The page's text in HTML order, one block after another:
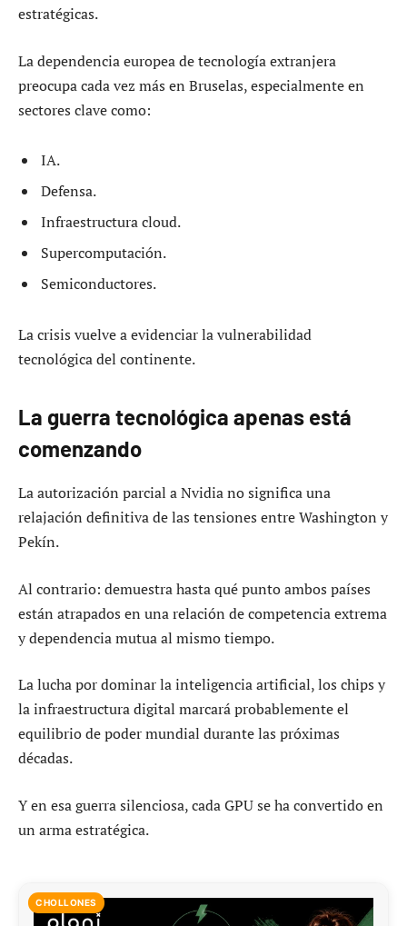
estratégicas.
La dependencia europea de tecnología extranjera
preocupa cada vez más en Bruselas, especialmente en
sectores clave como:
IA.
Defensa.
Infraestructura cloud.
Supercomputación.
Semiconductores.
La crisis vuelve a evidenciar la vulnerabilidad
tecnológica del continente.
La guerra tecnológica apenas está
comenzando
La autorización parcial a Nvidia no significa una
relajación definitiva de las tensiones entre Washington y
Pekín.
Al contrario: demuestra hasta qué punto ambos países
están atrapados en una relación de competencia extrema
y dependencia mutua al mismo tiempo.
La lucha por dominar la inteligencia artificial, los chips y
la infraestructura digital marcará probablemente el
equilibrio de poder mundial durante las próximas
décadas.
Y en esa guerra silenciosa, cada GPU se ha convertido en
un arma estratégica.
CHOLLONES